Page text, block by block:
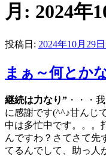
月: 2024年
投稿日: 2024年10月29日
まぁ～何とか
継続は力なり” ・・・
に感謝です(^^♪甘んじ
中は多忙中です。。。
んですわ？さてさて先
てるんでして、助っ人